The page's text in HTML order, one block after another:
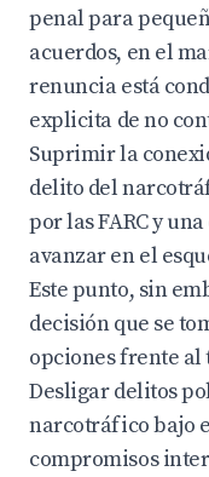
penal para
acuerdos, en el
renuncia está
explicita de no
Suprimir la
delito del
por las FARC y
avanzar en el
Este punto, sin
decisión que se
opciones frente al
Desligar delitos
narcotráfico bajo
compromisos